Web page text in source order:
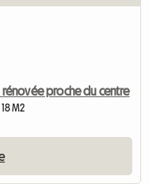
proche du centre
M2